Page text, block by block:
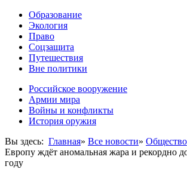
Образование
Экология
Право
Соцзащита
Путешествия
Вне политики
Российское вооружение
Армии мира
Войны и конфликты
История оружия
Вы здесь: Главная» Все новости» Общество
Европу ждёт аномальная жара и рекордно
году